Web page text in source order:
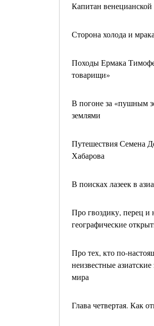
Капитан венецианской
Сторона холода и мрака
Походы Ермака
товарищи»
В погоне за «пушным
землями
Путешествия Семена
Хабарова
В поисках лазеек в
Про гвоздику, перец и
географические
Про тех, кто по-
неизвестные
мира
Глава четвертая. Как